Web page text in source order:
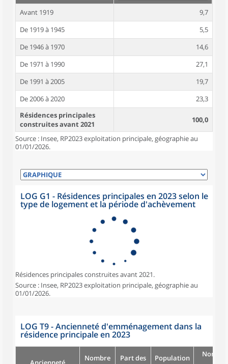
Avant 1919
9,7
De 1919 à 1945
5,5
De 1946 à 1970
14,6
De 1971 à 1990
27,1
De 1991 à 2005
19,7
De 2006 à 2020
23,3
Résidences principales
construites avant 2021
100,0
Source : Insee, RP2023 exploitation principale, géographie au
01/01/2026.
LOG G1 - Résidences principales en 2023 selon le
type de logement et la période d'achèvement
Résidences principales construites avant 2021.
Source : Insee, RP2023 exploitation principale, géographie au
01/01/2026.
LOG T9 - Ancienneté d'emménagement dans la
résidence principale en 2023
Nombre
Part des
Population